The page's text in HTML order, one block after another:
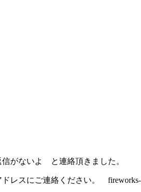
がないよ と連絡頂きました。
レスにご連絡ください。 fireworks-